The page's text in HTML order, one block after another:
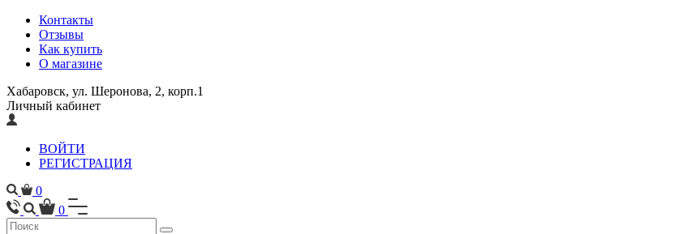
Контакты
Отзывы
Как купить
О магазине
Хабаровск, ул. Шеронова, 2, корп.1
Личный кабинет
ВОЙТИ
РЕГИСТРАЦИЯ
0
0